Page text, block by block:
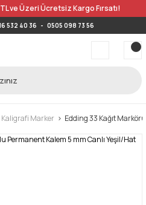
ve Üzeri Ücretsiz Kargo Fırsatı!
532 40 36 - 0505 098 73 56
Kaligrafi Marker Edding 33 Kağıt